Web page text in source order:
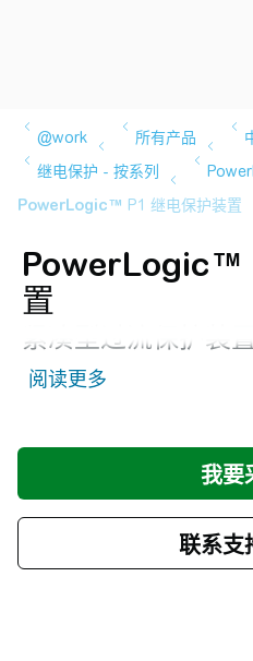
PowerLogic™
置
紧凑型过流保护装置